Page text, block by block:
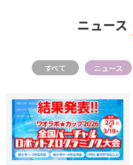
ニュース
すべて ニュース